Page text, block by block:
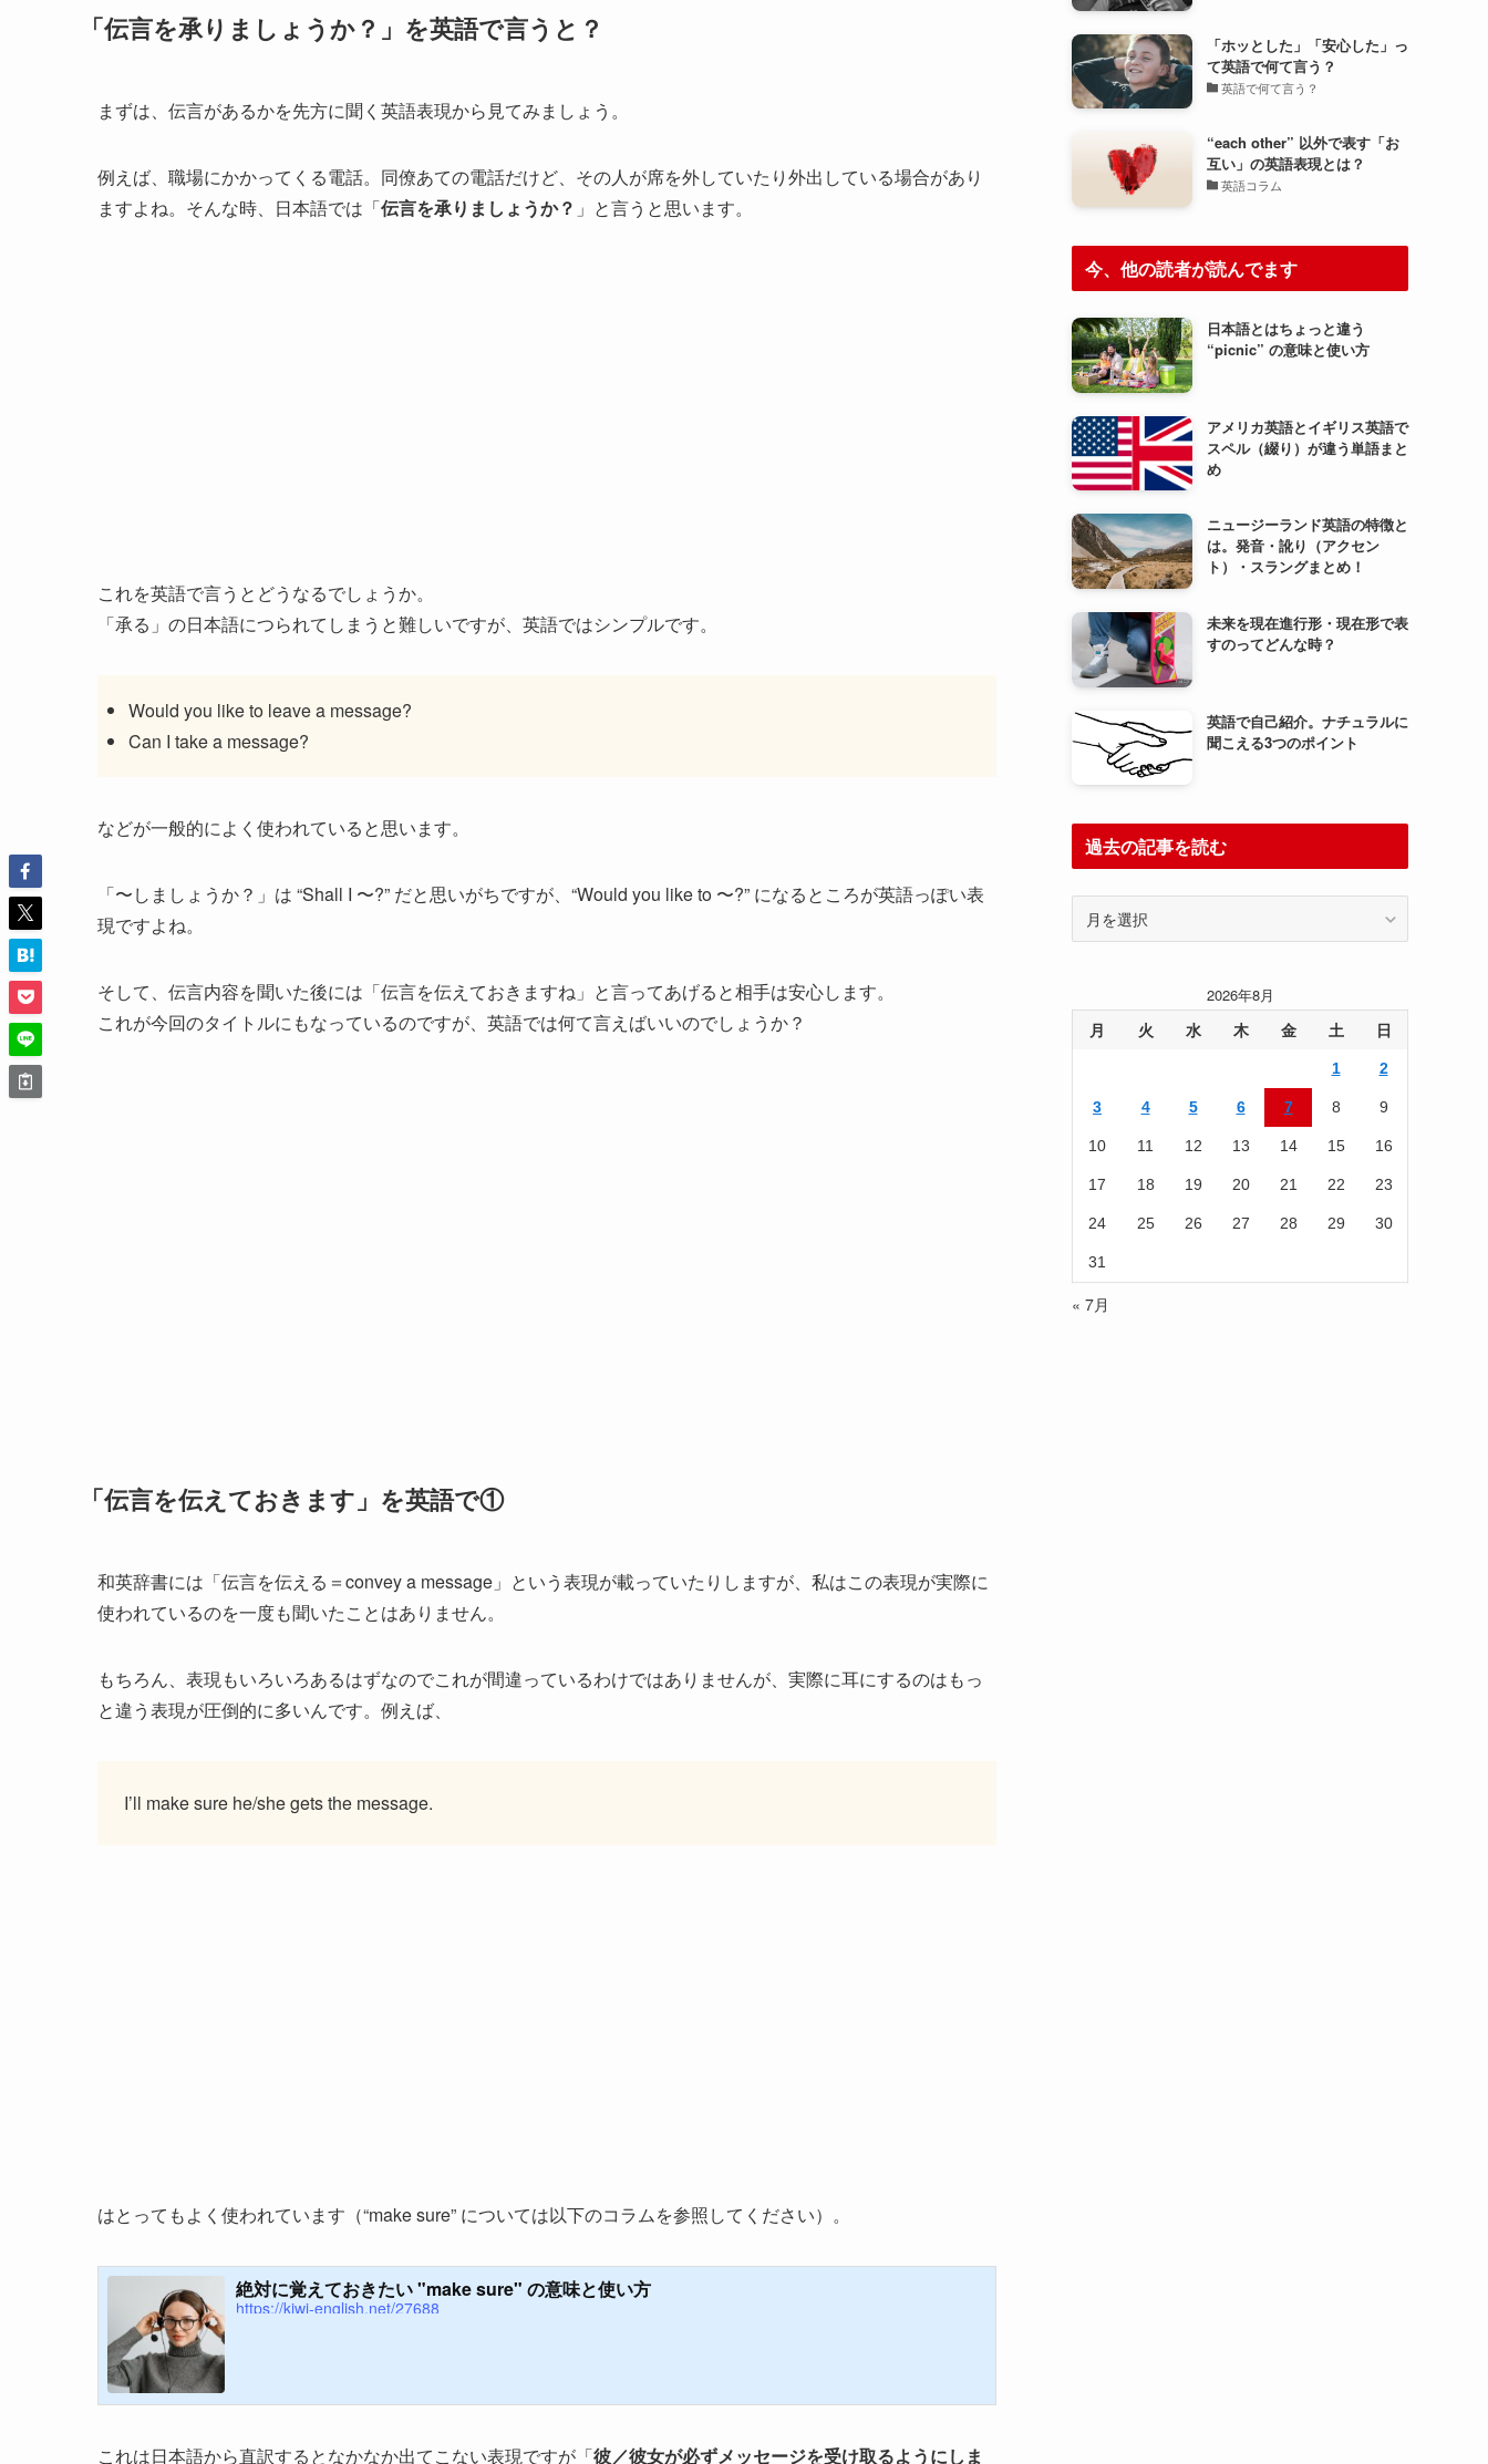
「伝言を承りましょうか？」を英語で言うと？
まずは、伝言があるかを先方に聞く英語表現から見てみましょう。
例えば、職場にかかってくる電話。同僚あての電話だけど、その人が席を外していたり外出している場合があり
ますよね。そんな時、日本語では「伝言を承りましょうか？ 」と言うと思います。
これを英語で言うとどうなるでしょうか。
「承る」の日本語につられてしまうと難しいですが、英語ではシンプルです。
Would you like to leave a message?
Can I take a message?
などが一般的によく使われていると思います。
「〜しましょうか？」は “Shall I 〜?” だと思いがちですが、“Would you like to 〜?” になるところが英語っぽい表
現ですよね。
そして、伝言内容を聞いた後には「伝言を伝えておきますね」と言ってあげると相手は安心します。
これが今回のタイトルにもなっているのですが、英語では何て言えばいいのでしょうか？
「伝言を伝えておきます」を英語で①
和英辞書には「伝言を伝える＝convey a message」という表現が載っていたりしますが、私はこの表現が実際に
使われているのを一度も聞いたことはありません。
もちろん、表現もいろいろあるはずなのでこれが間違っているわけではありませんが、実際に耳にするのはもっ
と違う表現が圧倒的に多いんです。例えば、
I’ll make sure he/she gets the message.
はとってもよく使われています（“make sure” については以下のコラムを参照してください）。
絶対に覚えておきたい "make sure" の意味と使い方
https://kiwi-english.net/27688
これは日本語から直訳するとなかなか出てこない表現ですが「彼／彼女が必ずメッセージを受け取るようにしま
「ホッとした」「安心した」っ
て英語で何て言う？
英語で何て言う？
“each other” 以外で表す「お
互い」の英語表現とは？
英語コラム
今、他の読者が読んでます
日本語とはちょっと違う
“picnic” の意味と使い方
アメリカ英語とイギリス英語で
スペル（綴り）が違う単語まと
め
ニュージーランド英語の特徴と
は。発音・訛り（アクセン
ト）・スラングまとめ！
未来を現在進行形・現在形で表
すのってどんな時？
英語で自己紹介。ナチュラルに
聞こえる3つのポイント
過去の記事を読む
事
2026年8月
月 火 水 木 金 土 日
1 2
3 4 5 6 7 8 9
10 11 12 13 14 15 16
17 18 19 20 21 22 23
24 25 26 27 28 29 30
31
« 7月